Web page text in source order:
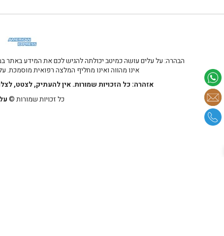
הבהרה: על עלים עושה כמיטב יכולתה להגיש לכם את המידע באתר
אינו מהווה ואינו מחליף המלצה רפואית מוסמכת.
אזהרה: כל הזכויות שמורות. אין להעתיק, לצטט,
כל זכויות שמורות ©